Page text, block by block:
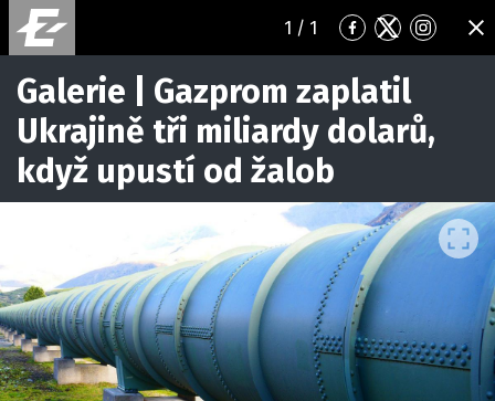
1 / 1
Přejít
na
Facebook
Přejít
na
Twitter
Přejít
na
Galerie | Gazprom zaplatil
Ukrajině tři miliardy dolarů,
když upustí od žalob